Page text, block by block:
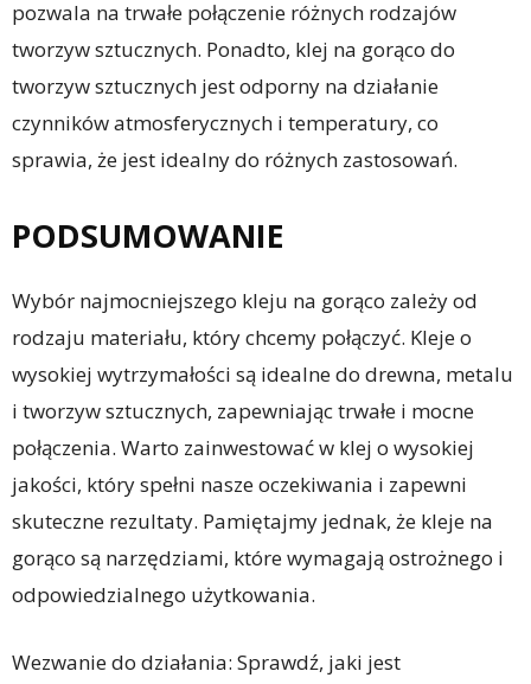
pozwala na trwałe połączenie różnych rodzajów
tworzyw sztucznych. Ponadto, klej na gorąco do
tworzyw sztucznych jest odporny na działanie
czynników atmosferycznych i temperatury, co
sprawia, że jest idealny do różnych zastosowań.
PODSUMOWANIE
Wybór najmocniejszego kleju na gorąco zależy od
rodzaju materiału, który chcemy połączyć. Kleje o
wysokiej wytrzymałości są idealne do drewna, metalu
i tworzyw sztucznych, zapewniając trwałe i mocne
połączenia. Warto zainwestować w klej o wysokiej
jakości, który spełni nasze oczekiwania i zapewni
skuteczne rezultaty. Pamiętajmy jednak, że kleje na
gorąco są narzędziami, które wymagają ostrożnego i
odpowiedzialnego użytkowania.
Wezwanie do działania: Sprawdź, jaki jest